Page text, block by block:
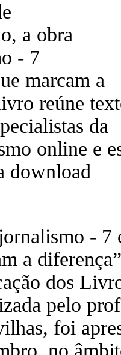
a obra
- 7
marcam a
reúne
da
online e
download
- 7
a
dos
pelo
foi
no